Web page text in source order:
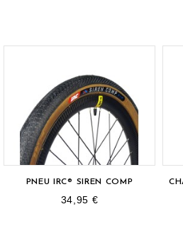
PNEU IRC® SIREN COMP
34,95 €